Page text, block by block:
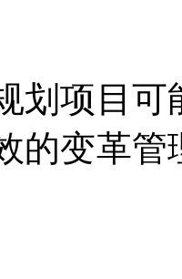
划项目
的变革